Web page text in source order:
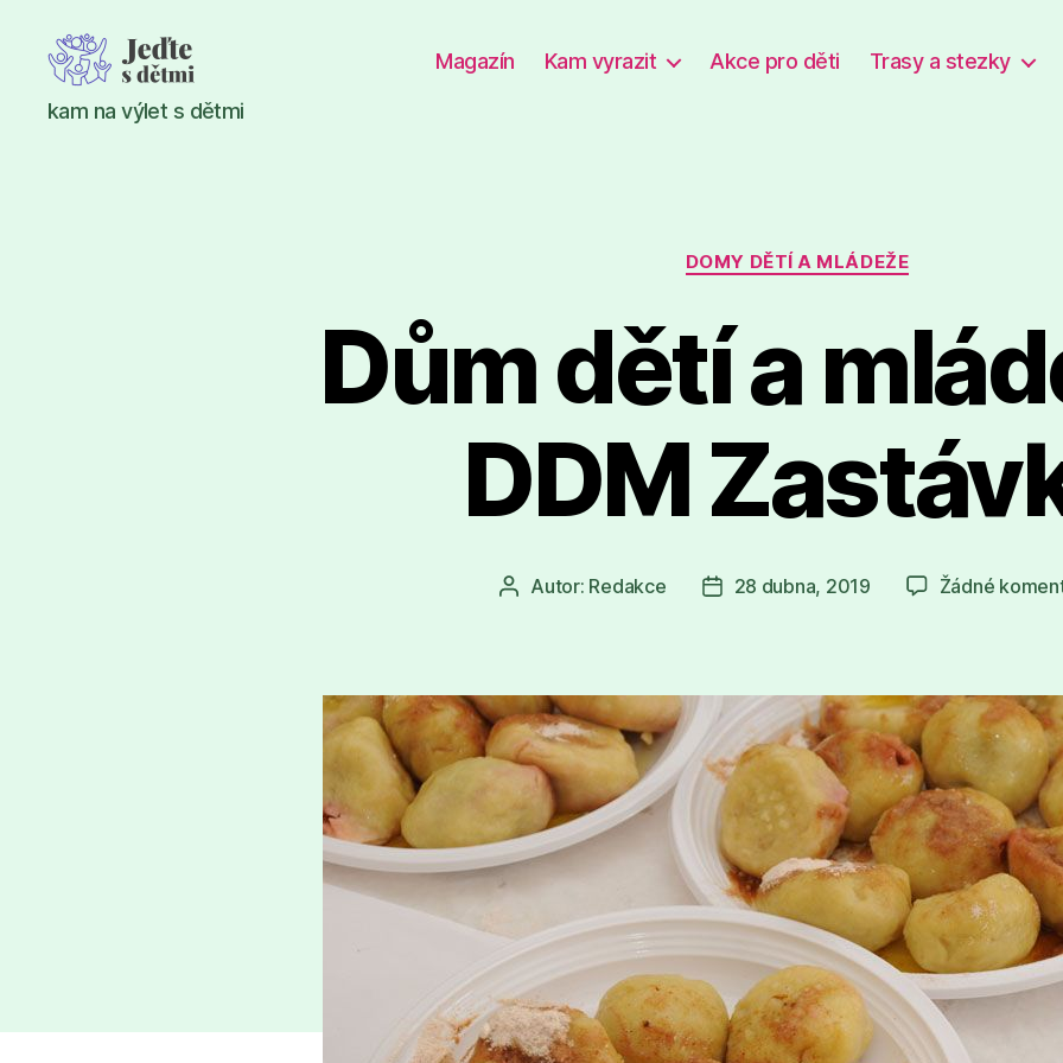
Jeďte
s
kam na výlet s dětmi
Magazín Kam vyrazit Akce pro děti Trasy a stezky
Rubriky
DOMY DĚTÍ A MLÁDEŽE
Dům dětí a
DDM
AutorAutor: Redakce
Datum
28 dubna, 2019 Žádné